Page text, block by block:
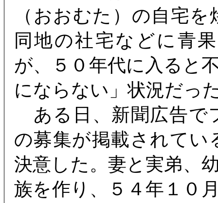
（おおむた）の自宅
同地の社宅などに青
が、５０年代に入ると
にならない」状況だっ
ある日、新聞広告で
の募集が掲載されてい
決意した。妻と実弟、
族を作り、５４年１０